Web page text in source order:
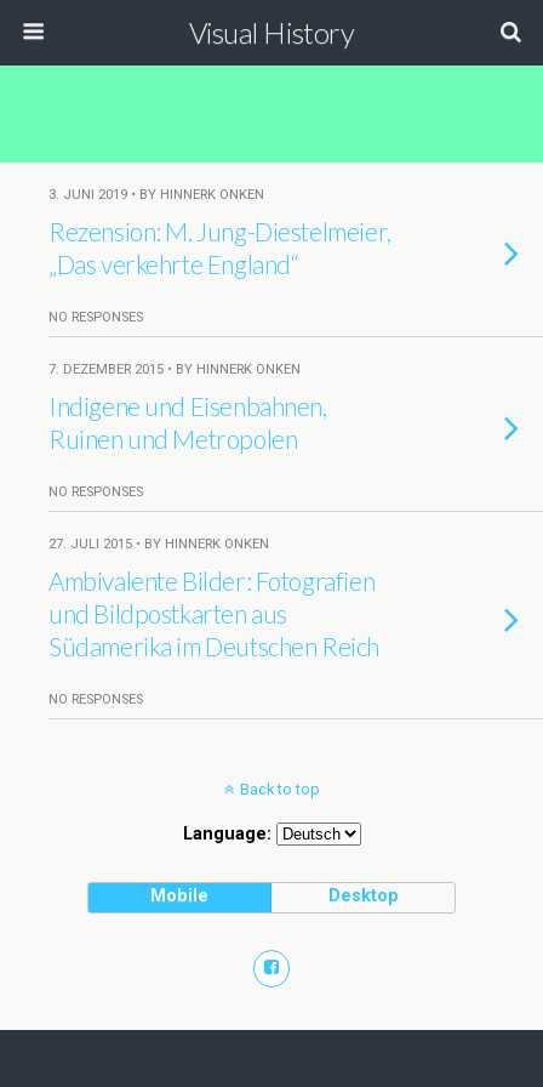
Visual History
3. JUNI 2019 • BY HINNERK ONKEN
Rezension: M. Jung-Diestelmeier,
„Das verkehrte England“
NO RESPONSES
7. DEZEMBER 2015 • BY HINNERK ONKEN
Indigene und Eisenbahnen,
Ruinen und Metropolen
NO RESPONSES
27. JULI 2015 • BY HINNERK ONKEN
Ambivalente Bilder: Fotografien
und Bildpostkarten aus
Südamerika im Deutschen Reich
NO RESPONSES
Back to top
Language:
Mobile Desktop